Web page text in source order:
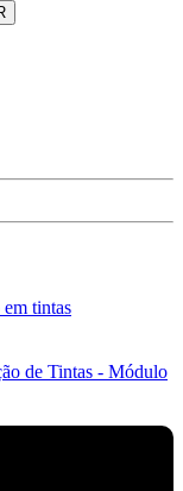
tintas
de Tintas - Módulo